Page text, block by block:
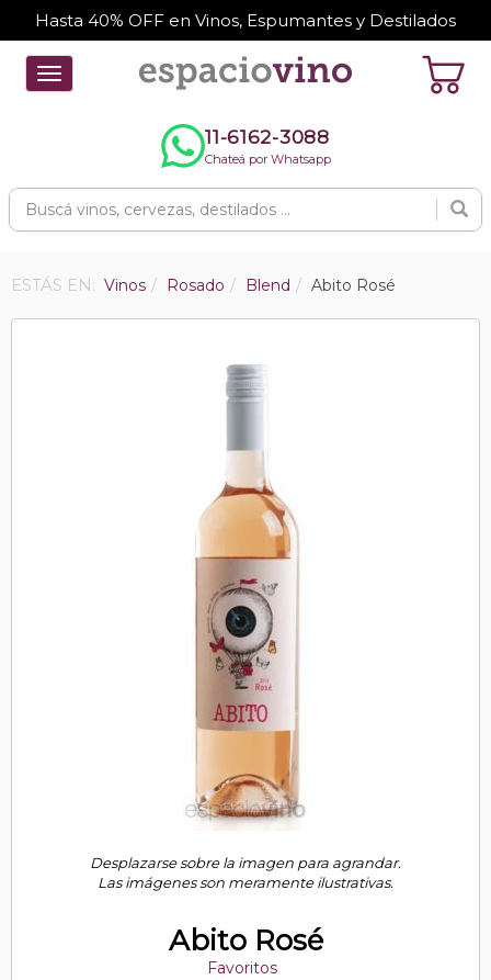
Hasta 40% OFF en Vinos, Espumantes y Destilados
Toggle
navigation
11-6162-3088
Chateá por Whatsapp
ESTÁS EN: Vinos Rosado Blend Abito Rosé
Desplazarse sobre la imagen para agrandar.
Las imágenes son meramente ilustrativas.
Abito Rosé
Favoritos